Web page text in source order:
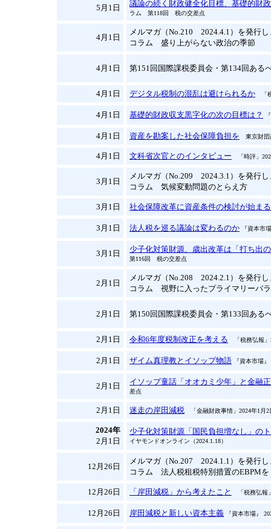
5月1日 議論の続く財政健全化目標、基礎的財
ラム 第118回 税の交差点
4月1日
メルマガ（No.210 2024.4.1）を発行し
コラム 盛り上がらない政治の季節
4月1日 第151回国際課税委員会・第134回ある
4月1日 デジタル税制の混乱は避けられるか 「
4月1日 基礎的財政収支黒字化の次の目標は？
4月1日 資産を勘案した社会保障負担を 東京財団
4月1日 文科省次官とのインタビュー 「時評」
3月1日
メルマガ（No.209 2024.3.1）を発行し
コラム 気候変動問題のとらえ方
3月1日 社会保障改革に資産条件の検討が始まる
3月1日 法人税を巡る議論は変わるのか 『資本市
3月1日 少子化対策財源、歳出改革は「打ち出
第116回 税の交差点
2月1日
メルマガ（No.208 2024.2.1）を発行し
コラム 視野に入ったプライマリーバ
2月1日 第150回国際課税委員会・第133回ある
2月1日 令和6年度税制改正を考える 「税務弘報」
2月1日 ザイム真理教とイソップ物語 『資本市場
2月1日 イソップ童話「オオカミ少年」と金融
差点
2月1日 迷走の岸田減税 「金融財政事情」2024年1月2
2024年
2月1日
少子化対策財源「国民負担増なし」の
イヤモンドオンライン（2024.1.18）
12月26日
メルマガ（No.207 2024.1.1）を発行し
コラム 法人税租税特別措置のEBPMを
12月26日 「岸田減税」から考えたこと 「税務弘報
12月26日 岸田減税と新しい資本主義 『資本市場』